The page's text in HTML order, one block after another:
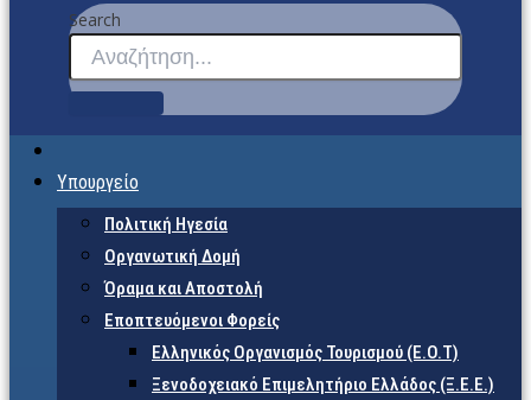
Search
Υπουργείο
Πολιτική Ηγεσία
Οργανωτική Δομή
Όραμα και Αποστολή
Εποπτευόμενοι Φορείς
Eλληνικός Οργανισμός Τουρισμού (Ε.Ο.Τ)
Ξενοδοχειακό Επιμελητήριο Ελλάδος (Ξ.Ε.Ε.)